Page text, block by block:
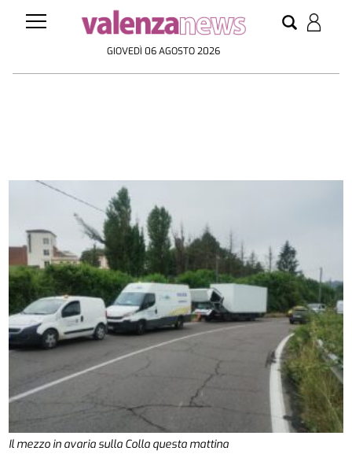
GIOVEDÌ 06 AGOSTO 2026
Il mezzo in avaria sulla Colla questa mattina